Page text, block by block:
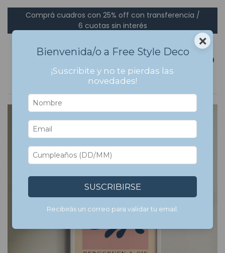
Comprá cuadros con 25% off con transferencia /
6 cuotas sin interés
×
Bienvenida/o a Free Style Deco
¡Suscribite y no te pierdas las
novedades!
SUSCRIBIRSE
Recibirás un correo para validar tu email.